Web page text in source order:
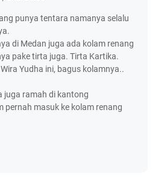
punya tentara namanya selalu
di Medan juga ada kolam renang
pake tirta juga. Tirta Kartika.
Yudha ini, bagus kolamnya..
juga ramah di kantong
pernah masuk ke kolam renang